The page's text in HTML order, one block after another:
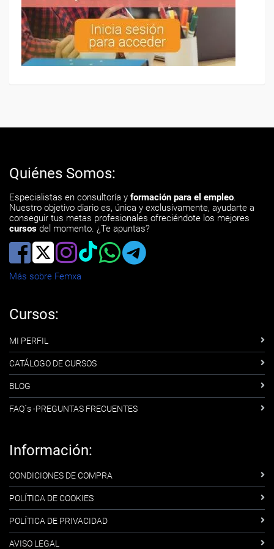
Quiénes Somos:
Especialistas en consultoría y formación para el empleo.
Nuestro objetivo diario es, única y exclusivamente, ayudarte a
conseguir tus metas profesionales ofreciéndote los mejores
cursos del momento. ¿Te apuntas?
Más sobre Femxa
Cursos:
MI PERFIL
CATÁLOGO DE CURSOS
BLOG
FAQ´s -PREGUNTAS FRECUENTES
Información:
CONDICIONES DE COMPRA
POLÍTICA DE COOKIES
POLÍTICA DE PRIVACIDAD
AVISO LEGAL